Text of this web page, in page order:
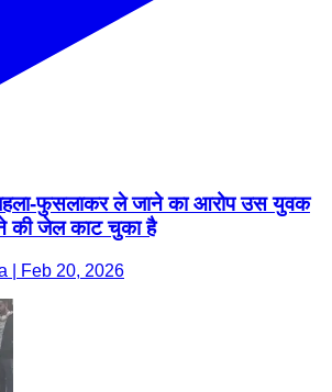
बहला-फुसलाकर ले जाने का आरोप उस युवक
की जेल काट चुका है
| Feb 20, 2026